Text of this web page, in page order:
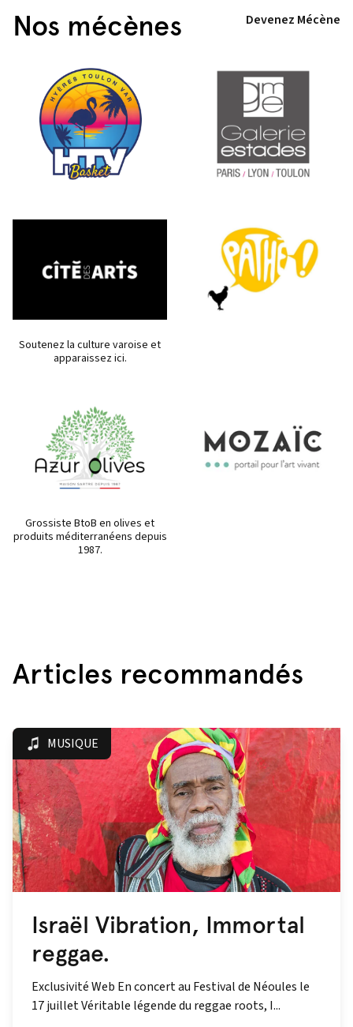
Nos mécènes Devenez Mécène
Soutenez la culture varoise et
apparaissez ici.
Grossiste BtoB en olives et
produits méditerranéens depuis
1987.
Articles recommandés
MUSIQUE
Israël Vibration, Immortal
reggae.
Exclusivité Web En concert au Festival de Néoules le
17 juillet Véritable légende du reggae roots, I...